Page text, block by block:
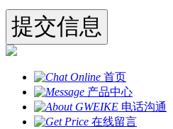
首页
产品中心
电话沟通
在线留言